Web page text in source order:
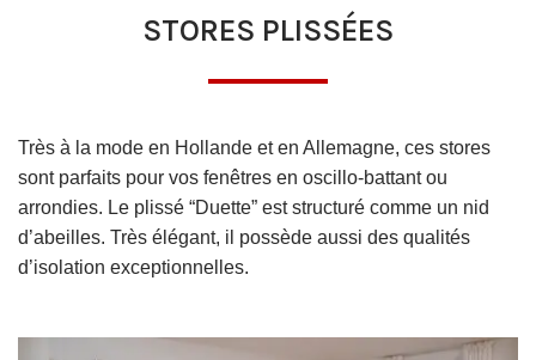
STORES PLISSÉES
Très à la mode en Hollande et en Allemagne, ces stores
sont parfaits pour vos fenêtres en oscillo-battant ou
arrondies. Le plissé “Duette” est structuré comme un nid
d’abeilles. Très élégant, il possède aussi des qualités
d’isolation exceptionnelles.